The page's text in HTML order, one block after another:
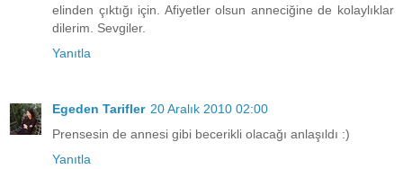
elinden çıktığı için. Afiyetler olsun anneciğine de kolaylıklar
dilerim. Sevgiler.
Yanıtla
Egeden Tarifler 20 Aralık 2010 02:00
Prensesin de annesi gibi becerikli olacağı anlaşıldı :)
Yanıtla